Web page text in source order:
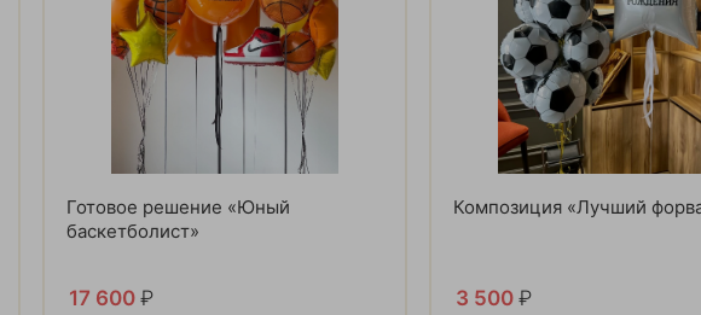
Готовое решение «Юный
баскетболист»
17 600 ₽
Композиция «Лучший
3 500 ₽